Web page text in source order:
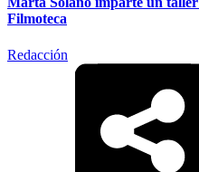
Filmoteca
Redacción